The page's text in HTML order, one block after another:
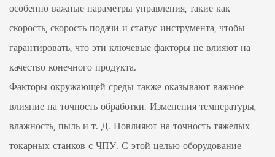
особенно важные параметры управления, такие как
скорость, скорость подачи и статус инструмента, чтобы
гарантировать, что эти ключевые факторы не влияют на
качество конечного продукта.
Факторы окружающей среды также оказывают важное
влияние на точность обработки. Изменения температуры,
влажность, пыль и т. Д. Повлияют на точность тяжелых
токарных станков с ЧПУ. С этой целью оборудование